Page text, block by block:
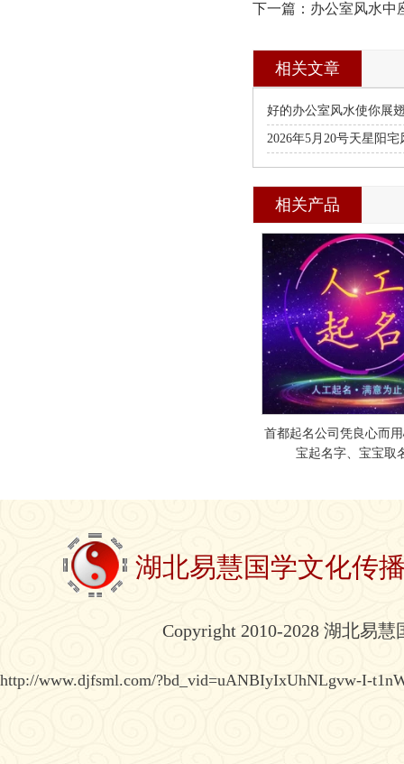
下一篇：办公室风水中
相关文章
好的办公室风水使你展
2026年5月20号天星阳
授班
相关产品
首都起名公司凭良心而
宝起名字、宝宝取
湖北易慧国学文化传
Copyright 2010-2028 湖北易
http://www.djfsml.com/?bd_vid=uANBIyIxUhNLgvw-I-